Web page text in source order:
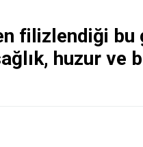
filizlendiği bu
huzur ve